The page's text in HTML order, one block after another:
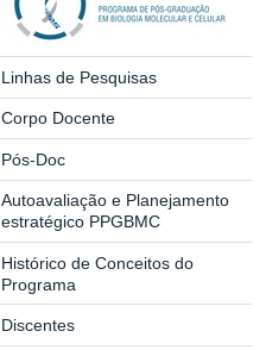
Linhas de Pesquisas
Corpo Docente
Pós-Doc
Autoavaliação e Planejamento
estratégico PPGBMC
Histórico de Conceitos do
Programa
Discentes